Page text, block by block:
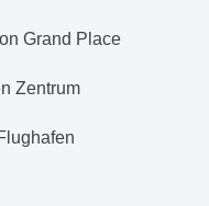
Grand Place
Zentrum